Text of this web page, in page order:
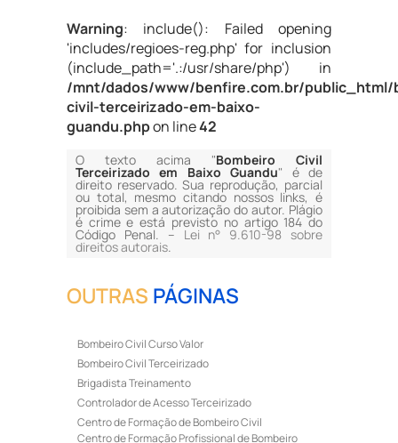
Warning: include(): Failed opening
'includes/regioes-reg.php' for inclusion
(include_path='.:/usr/share/php') in
/mnt/dados/www/benfire.com.br/public_html/
civil-terceirizado-em-baixo-
guandu.phpon line42
O texto acima "Bombeiro Civil
Terceirizado em Baixo Guandu" é de
direito reservado. Sua reprodução, parcial
ou total, mesmo citando nossos links, é
proibida sem a autorização do autor. Plágio
é crime e está previsto no artigo 184 do
Código Penal. – Lei n° 9.610-98 sobre
direitos autorais.
OUTRAS PÁGINAS
Bombeiro Civil Curso Valor
Bombeiro Civil Terceirizado
Brigadista Treinamento
Controlador de Acesso Terceirizado
Centro de Formação de Bombeiro Civil
Centro de Formação Profissional de Bombeiro